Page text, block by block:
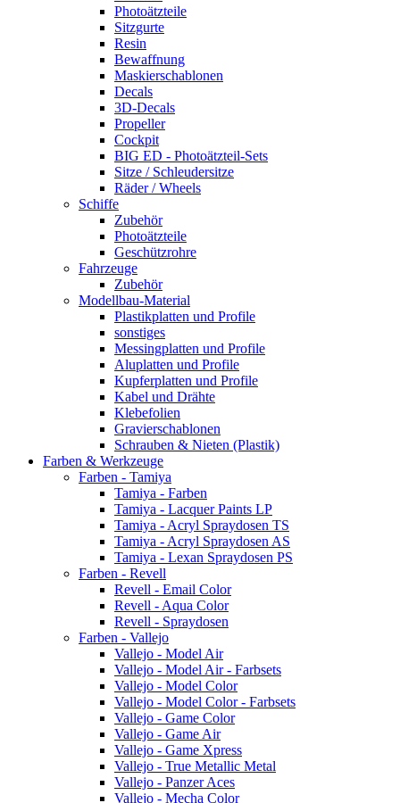
Photoätzteile
Sitzgurte
Resin
Bewaffnung
Maskierschablonen
Decals
3D-Decals
Propeller
Cockpit
BIG ED - Photoätzteil-Sets
Sitze / Schleudersitze
Räder / Wheels
Schiffe
Zubehör
Photoätzteile
Geschützrohre
Fahrzeuge
Zubehör
Modellbau-Material
Plastikplatten und Profile
sonstiges
Messingplatten und Profile
Aluplatten und Profile
Kupferplatten und Profile
Kabel und Drähte
Klebefolien
Gravierschablonen
Schrauben & Nieten (Plastik)
Farben & Werkzeuge
Farben - Tamiya
Tamiya - Farben
Tamiya - Lacquer Paints LP
Tamiya - Acryl Spraydosen TS
Tamiya - Acryl Spraydosen AS
Tamiya - Lexan Spraydosen PS
Farben - Revell
Revell - Email Color
Revell - Aqua Color
Revell - Spraydosen
Farben - Vallejo
Vallejo - Model Air
Vallejo - Model Air - Farbsets
Vallejo - Model Color
Vallejo - Model Color - Farbsets
Vallejo - Game Color
Vallejo - Game Air
Vallejo - Game Xpress
Vallejo - True Metallic Metal
Vallejo - Panzer Aces
Vallejo - Mecha Color